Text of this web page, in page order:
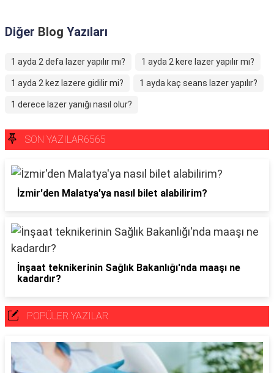
Diğer Blog Yazıları
1 ayda 2 defa lazer yapılır mı? 1 ayda 2 kere lazer yapılır mı?
1 ayda 2 kez lazere gidilir mi? 1 ayda kaç seans lazer yapılır?
1 derece lazer yanığı nasıl olur?
SON YAZILAR6565
İzmir'den Malatya'ya nasıl bilet alabilirim?
İnşaat teknikerinin Sağlık Bakanlığı'nda maaşı ne
kadardır?
POPÜLER YAZILAR